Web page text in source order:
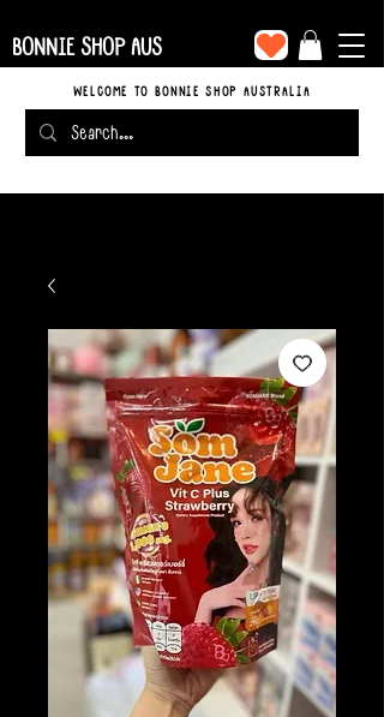
BONNIE SHOP AUS
WELCOME TO BONNIE SHOP AUSTRALIA